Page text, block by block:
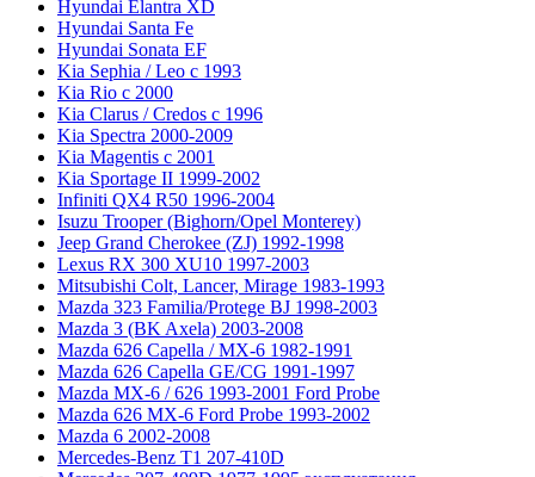
Hyundai Elantra XD
Hyundai Santa Fe
Hyundai Sonata EF
Kia Sephia / Leo с 1993
Kia Rio с 2000
Kia Clarus / Credos с 1996
Kia Spectra 2000-2009
Kia Magentis с 2001
Kia Sportage II 1999-2002
Infiniti QX4 R50 1996-2004
Isuzu Trooper (Bighorn/Opel Monterey)
Jeep Grand Cherokee (ZJ) 1992-1998
Lexus RX 300 XU10 1997-2003
Mitsubishi Colt, Lancer, Mirage 1983-1993
Mazda 323 Familia/Protege BJ 1998-2003
Mazda 3 (BK Axela) 2003-2008
Mazda 626 Capella / MX-6 1982-1991
Mazda 626 Capella GE/CG 1991-1997
Mazda MX-6 / 626 1993-2001 Ford Probe
Mazda 626 MX-6 Ford Probe 1993-2002
Mazda 6 2002-2008
Mercedes-Benz T1 207-410D